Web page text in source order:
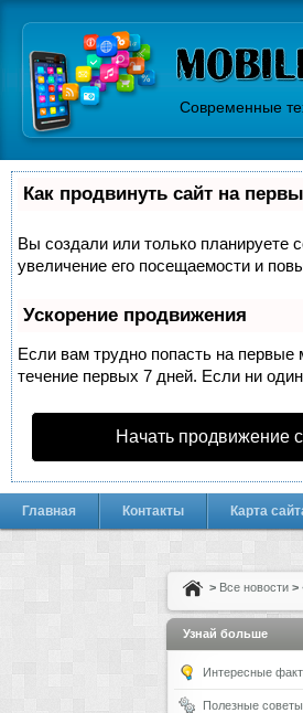
Современные
Как продвинуть сайт на
Вы создали или только планируете
увеличение его посещаемости и
Ускорение продвижения
Если вам трудно попасть на первые
течение первых 7 дней. Если ни
Начать продвижение
Главная Контакты Карта
> Все новости >
Узнай больше
Интересные
Полезные советы